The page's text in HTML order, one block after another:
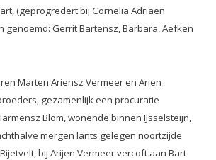
(geprogredert bij Cornelia Adriaen
genoemd: Gerrit Bartensz, Barbara, Aefken
Marten Ariensz Vermeer en Arien
gezamenlijk een procuratie
Blom, wonende binnen IJsselsteijn,
mergen lants gelegen noortzijde
bij Arijen Vermeer vercoft aan Bart